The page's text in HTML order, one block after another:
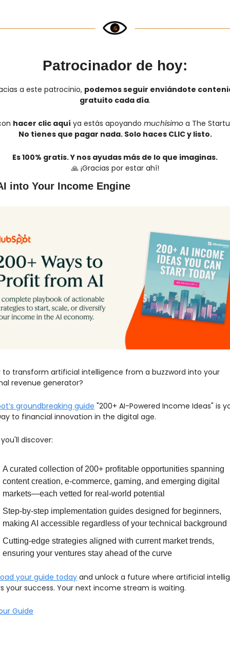
Patrocinador de hoy:
a este patrocinio, podemos seguir enviándote
gratuito cada día.
hacer clic aquí ya estás apoyando muchísimo a The
No tienes que pagar nada. Solo haces CLIC y listo.
Es 100% gratis. Y nos ayudas más de lo que imaginas.
🙏 ¡Gracias por estar ahí!
into Your Income Engine
to transform artificial intelligence from a buzzword into your
revenue generator?
groundbreaking guide "200+ AI-Powered Income Ideas" is
to financial innovation in the digital age.
discover:
A curated collection of 200+ profitable opportunities spanning
content creation, e-commerce, gaming, and emerging digital
markets—each vetted for real-world potential
Step-by-step implementation guides designed for beginners,
making AI accessible regardless of your technical background
Cutting-edge strategies aligned with current market trends,
ensuring your ventures stay ahead of the curve
your guide today and unlock a future where artificial
your success. Your next income stream is waiting.
Guide